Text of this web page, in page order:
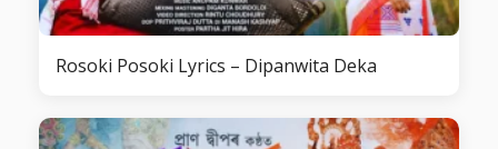
Rosoki Posoki Lyrics – Dipanwita Deka